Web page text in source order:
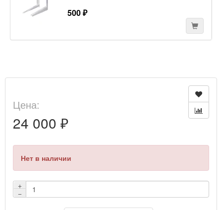
500 ₽
Цена:
24 000 ₽
Нет в наличии
+
−